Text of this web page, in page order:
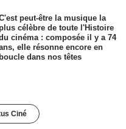
peut-être la musique la
célèbre de toute l'Histoire
cinéma : composée il y a 74
elle résonne encore en
boucle dans nos têtes
Ciné